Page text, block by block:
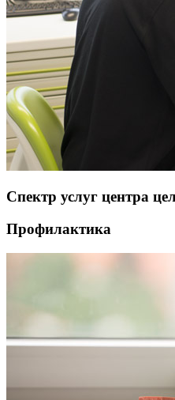
Спектр услуг центра
Профилактика